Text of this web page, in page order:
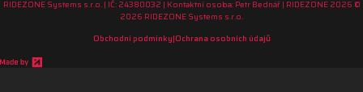
RIDEZONE Systems s.r.o. | IČ: 24380032 | Kontaktní osoba: Petr Bednář| RIDEZONE 2026 ©
2026 RIDEZONE Systems s.r.o.
Obchodní podmínky|Ochrana osobních údajů